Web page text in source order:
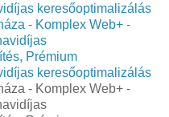
keresőoptimalizálás
- Komplex Web+ -
Prémium
keresőoptimalizálás
- Komplex Web+ -